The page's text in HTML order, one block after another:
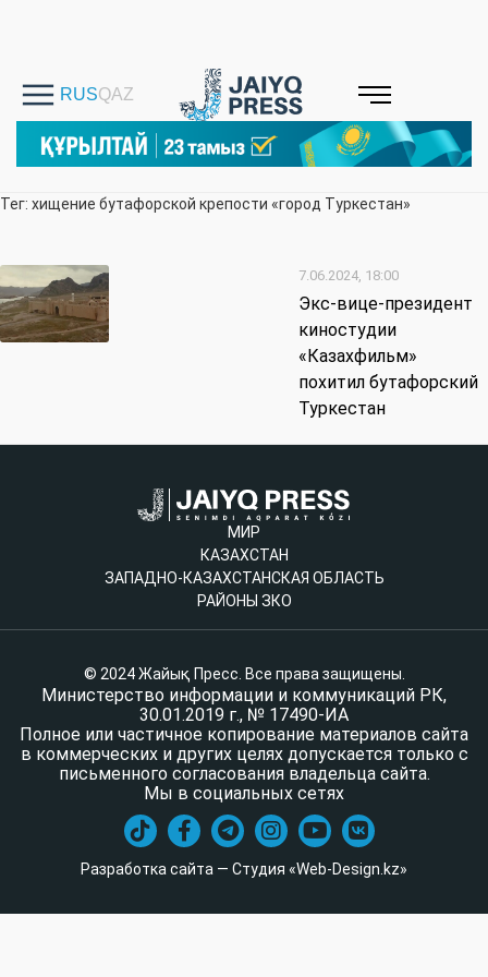
Тег: хищение бутафорской крепости «город Туркестан»
7.06.2024, 18:00
Экс-вице-президент
киностудии
«Казахфильм»
похитил бутафорский
Туркестан
МИР
КАЗАХСТАН
ЗАПАДНО-КАЗАХСТАНСКАЯ ОБЛАСТЬ
РАЙОНЫ ЗКО
© 2024 Жайық Пресс. Все права защищены.
Министерство информации и коммуникаций РК,
30.01.2019 г., № 17490-ИА
Полное или частичное копирование материалов сайта
в коммерческих и других целях допускается только с
письменного согласования владельца сайта.
Мы в социальных сетях
Разработка сайта — Студия «Web-Design.kz»